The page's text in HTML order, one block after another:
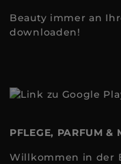
Beauty immer an
downloaden!
PFLEGE, PARFUM &
Willkommen in der